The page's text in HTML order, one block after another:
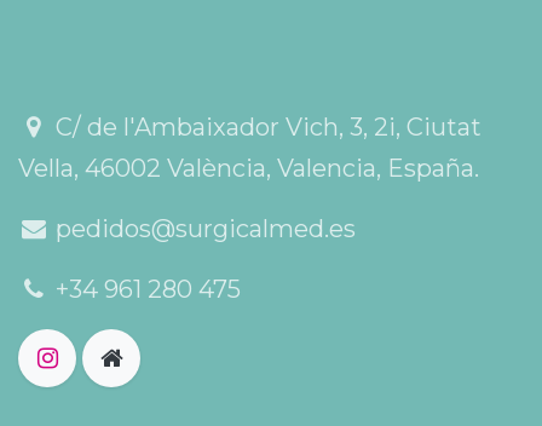
C/ de l'Ambaixador Vich, 3, 2i, Ciutat
Vella, 46002 València, Valencia, España.
pedidos@surgicalmed.es
+34 961 280 475